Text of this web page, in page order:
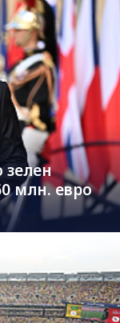
млн. евро